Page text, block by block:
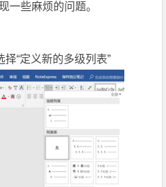
一些麻烦的问题。
择“定义新的多级列表”